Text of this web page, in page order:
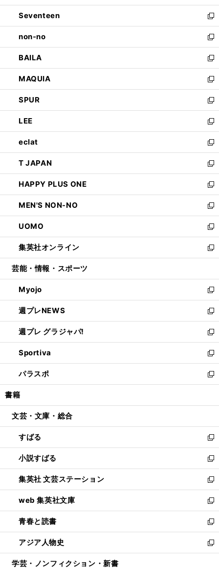
開
く
ウ
で
開
く
ン
ド
ウ
で
開
く
Seventeen
新
し
い
ウ
ィ
ン
ド
ウ
で
開
く
non-no
新
し
い
ウ
ィ
ン
ド
ウ
で
開
く
BAILA
新
し
い
ウ
ィ
ン
ド
ウ
で
開
く
MAQUIA
新
し
い
ウ
ィ
ン
ド
ウ
で
開
く
SPUR
新
し
い
ウ
ィ
ン
ド
ウ
で
開
く
LEE
新
し
い
ウ
ィ
ン
ド
ウ
で
開
く
eclat
新
し
い
ウ
ィ
ン
ド
ウ
で
開
く
T JAPAN
新
し
い
ウ
ィ
ン
ド
ウ
で
開
HAPPY PLUS ONE
新
し
い
ウ
ィ
ン
ド
ウ
開
く
MEN'S NON-NO
新
し
い
ウ
ィ
ン
ウ
で
開
く
UOMO
新
し
い
ウ
ン
ド
ウ
で
開
く
集英社オンライン
新
し
ウ
ィ
ン
ド
ウ
で
開
く
芸能・情報・スポーツ
Myojo
新
し
い
ウ
ィ
ン
ド
ウ
で
開
週プレNEWS
新
し
い
ウ
ィ
ン
ド
ウ
開
週プレ グラジャパ!
新
し
い
ウ
ィ
ン
ウ
開
く
Sportiva
新
し
い
ウ
ン
ウ
で
開
く
パラスポ
新
し
ウ
ン
ド
ウ
で
開
く
書籍
文芸・文庫・総合
すばる
新
し
い
ウ
ィ
ン
ド
ウ
で
開
く
小説すばる
新
し
い
ウ
ィ
ン
ド
ウ
で
開
集英社 文芸ステーション
新
し
い
ウ
ィ
ン
ド
ウ
web 集英社文庫
新
し
い
ウ
ィ
ン
青春と読書
新
し
い
ウ
アジア人物史
新
し
学芸・ノンフィクション・新書